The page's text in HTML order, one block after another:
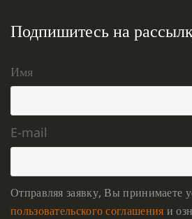
Подпишитесь на
Имя
E-mail
Отправляя заявку, Вы принимаете
пользовательского соглашения и